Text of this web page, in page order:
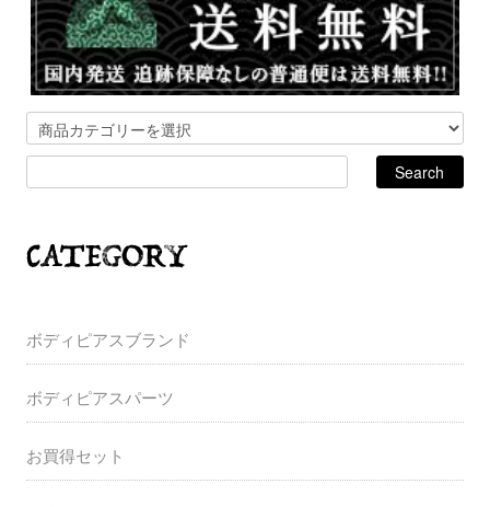
ボディピアスブランド
ボディピアスパーツ
お買得セット